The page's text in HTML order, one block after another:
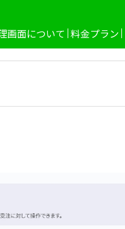
画面について 料金プラン